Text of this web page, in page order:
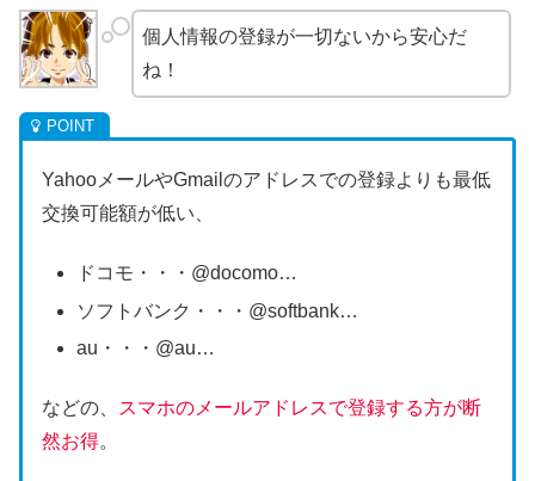
個人情報の登録が一切ないから安心だ
ね！
YahooメールやGmailのアドレスでの登録よりも最低
交換可能額が低い、
ドコモ・・・@docomo…
ソフトバンク・・・@softbank…
au・・・@au…
などの、
スマホのメールアドレスで登録する方が断
然お得。